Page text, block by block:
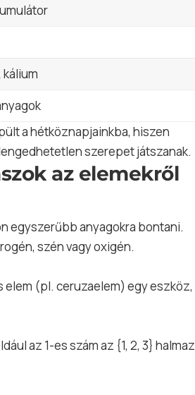
kálium
a hétköznapjainkba, hiszen
szerepet játszanak.
az elemekről
egyszerűbb anyagokra bontani.
szénvagy oxigén.
elem (pl. ceruzaelem) egy eszköz,
az 1-es szám az {1, 2, 3} halmaz